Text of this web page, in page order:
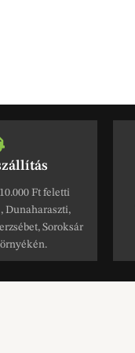
Ft feletti
Dunaharaszti,
Soroksár